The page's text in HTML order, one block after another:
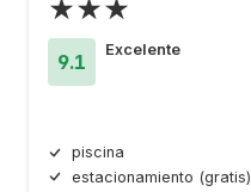
★★★
9.1
Excelente
piscina
estacionamiento (gratis)